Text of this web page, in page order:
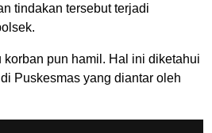
tindakan tersebut terjadi
pun hamil. Hal ini diketahui
Puskesmas yang diantar oleh